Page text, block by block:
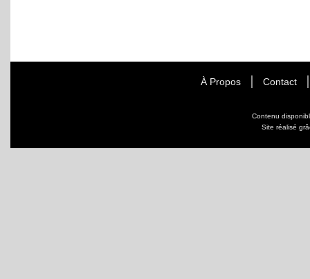
À Propos Contact
Contenu
Site réalisé